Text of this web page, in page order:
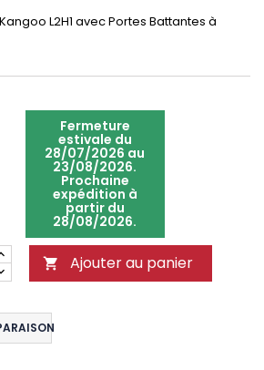
L2H1 avec Portes Battantes à
Fermeture
estivale du
28/07/2026 au
23/08/2026.
Prochaine
expédition à
partir du
28/08/2026.
 Ajouter au panier